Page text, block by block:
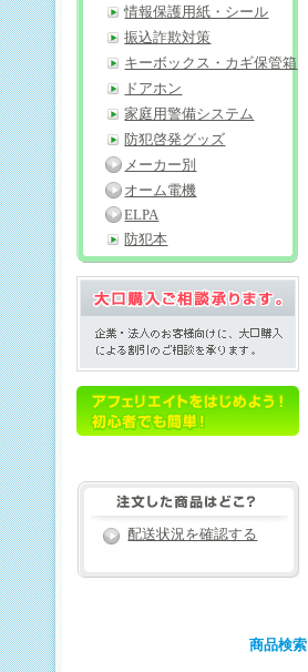
情報保護用紙・シール
振込詐欺対策
キーボックス・カギ保管箱
ドアホン
家庭用警備システム
防犯啓発グッズ
メーカー別
オーム電機
ELPA
防犯本
配送状況を確認する
商品検索